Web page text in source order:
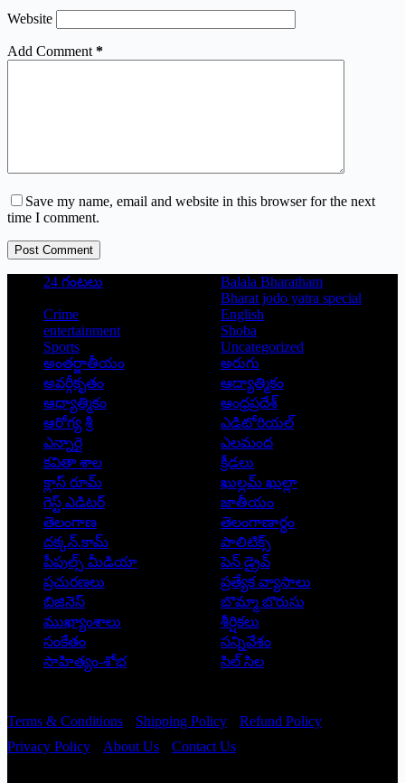
Website
Add Comment *
Save my name, email and website in this browser for the next
time I comment.
Post Comment
24 గంటలు
Balala Bharatham
Bharat jodo yatra special
Crime
English
entertainment
Shoba
Sports
Uncategorized
అంతర్జాతీయం
అరుగు
అవర్గీకృతం
ఆద్యాత్మికం
ఆధ్యాత్మికం
ఆంధ్రప్రదేశ్
ఆరోగ్య శ్రీ
ఎడిటోరియల్
ఎన్నారై
ఎలమంద
కవితా శాల
క్రీడలు
క్లాస్ రూమ్
ఖుల్లమ్ ఖుల్లా
గెస్ట్ ఎడిటర్
జాతీయం
తెలంగాణ
తెలంగాణార్థం
దక్కన్.కామ్
పాలిటిక్స్
పీపుల్స్ ‌మీడియా
పెన్ డ్రైవ్
ప్రచురణలు
ప్రత్యేక వ్యాసాలు
బిజినెస్
బొమ్మా బొరుసు
ముఖ్యాంశాలు
శీర్షికలు
సంకేతం
సన్నివేశం
సాహిత్యం-శోభ
సిల్ సిల
Terms & Conditions Shipping Policy
Refund Policy
Privacy Policy
About Us Contact Us